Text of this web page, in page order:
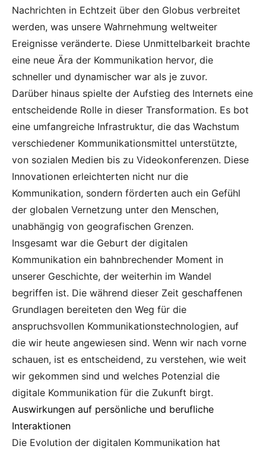
Nachrichten in Echtzeit über den Globus verbreitet
werden, was unsere Wahrnehmung weltweiter
Ereignisse veränderte. Diese Unmittelbarkeit brachte
eine neue Ära der Kommunikation hervor, die
schneller und dynamischer war als je zuvor.
Darüber hinaus spielte der Aufstieg des Internets eine
entscheidende Rolle in dieser Transformation. Es bot
eine umfangreiche Infrastruktur, die das Wachstum
verschiedener Kommunikationsmittel unterstützte,
von sozialen Medien bis zu Videokonferenzen. Diese
Innovationen erleichterten nicht nur die
Kommunikation, sondern förderten auch ein Gefühl
der globalen Vernetzung unter den Menschen,
unabhängig von geografischen Grenzen.
Insgesamt war die Geburt der digitalen
Kommunikation ein bahnbrechender Moment in
unserer Geschichte, der weiterhin im Wandel
begriffen ist. Die während dieser Zeit geschaffenen
Grundlagen bereiteten den Weg für die
anspruchsvollen Kommunikationstechnologien, auf
die wir heute angewiesen sind. Wenn wir nach vorne
schauen, ist es entscheidend, zu verstehen, wie weit
wir gekommen sind und welches Potenzial die
digitale Kommunikation für die Zukunft birgt.
Auswirkungen auf persönliche und berufliche
Interaktionen
Die Evolution der digitalen Kommunikation hat